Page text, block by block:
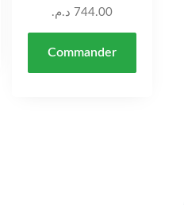
744.00 د.م.
Commander